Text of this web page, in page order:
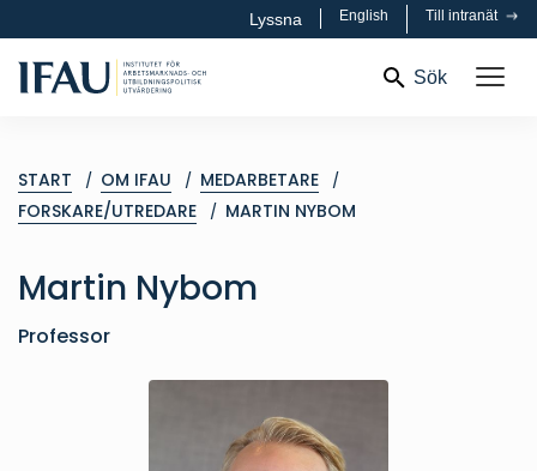
Lyssna English Till intranät
Sök
START OM IFAU
MEDARBETARE
FORSKARE/UTREDARE
MARTIN NYBOM
Martin Nybom
Professor